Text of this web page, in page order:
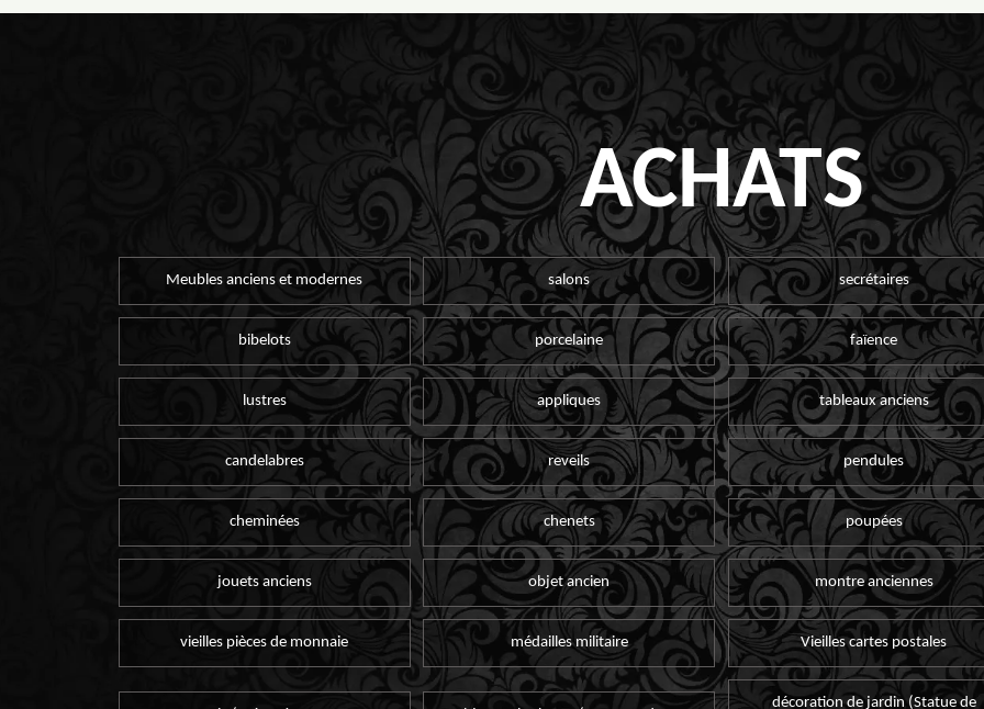
ACHATS
Meubles anciens et modernes salons secrétaires
bibelots porcelaine faïence
lustres appliques tableaux anciens
candelabres reveils pendules
cheminées chenets poupées
jouets anciens objet ancien montre anciennes
vieilles pièces de monnaie médailles militaire Vieilles cartes postales
décoration de jardin (Statue de